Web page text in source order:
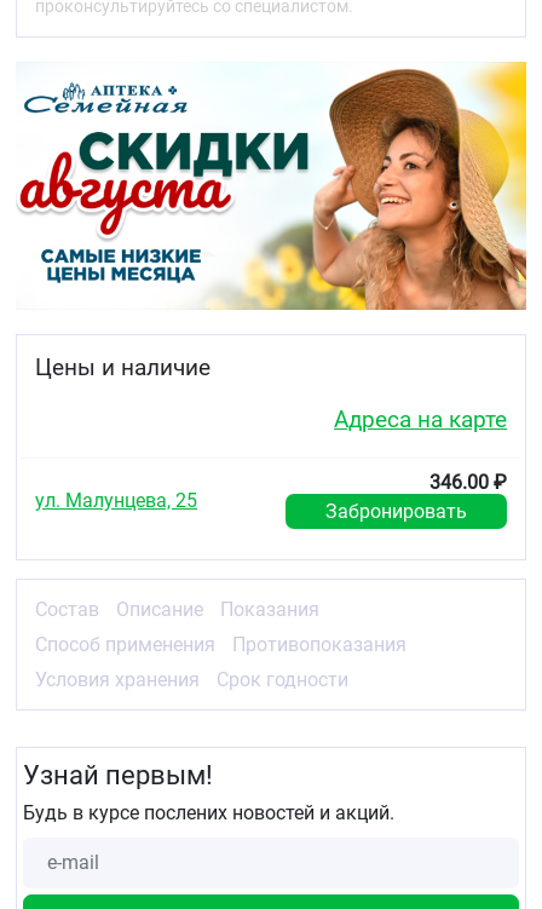
Противопоказания
Индивидуальная непереносимость компонентов
продукта.
Условия хранения
Хранить при температуре не ниже 0 °C и не выше
25 °C., в местах недоступных для детей.
Срок годности
3 года.
проконсультируйтесь со специалистом.
Цены и наличие
Адреса на карте
ул. Малунцева, 25
346.00 ₽
Забронировать
Состав Описание
Показания
Способ применения
Противопоказания
Условия хранения
Срок годности
Узнай первым!
Будь в курсе послених новостей и акций.